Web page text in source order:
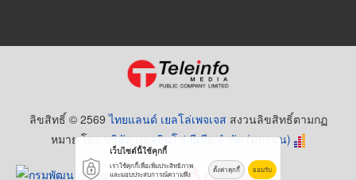
ลิขสิทธิ์ © 2569ไทยแลนด์ เยลโล่เพจเจส สงวนลิขสิทธิ์ตามกฏ
หมาย โดยบริษัท เทเลอินโฟ มีเดีย จำกัด (มหาชน)
เว็บไซต์นี้ใช้คุกกี้
เราใช้คุกกี้เพื่อเพิ่มประสิทธิภาพ
และมอบประสบการณ์ความพึง
ตั้งค่าคุกกี้ ยอมรับ